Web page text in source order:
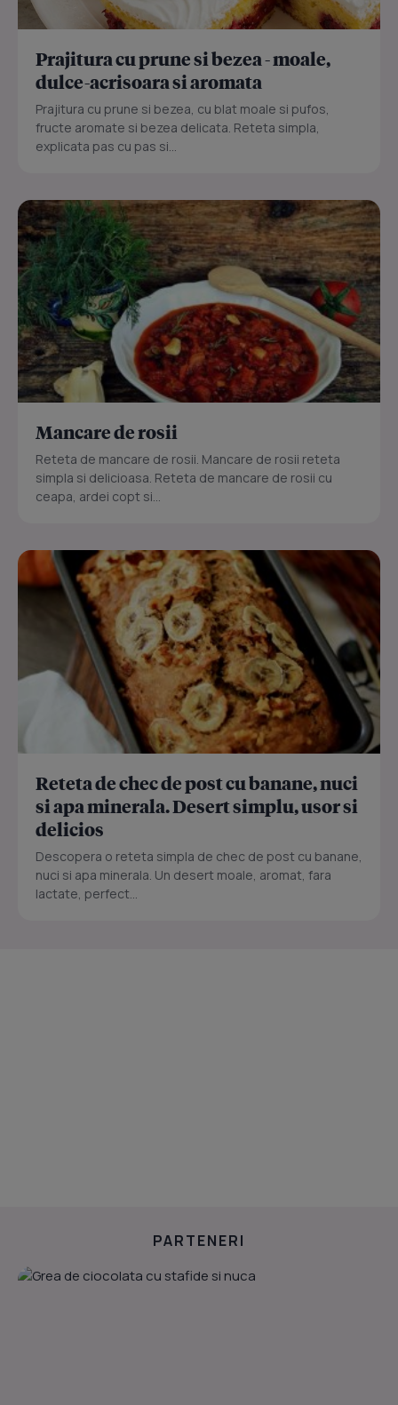
Prajitura cu prune si bezea - moale,
dulce-acrisoara si aromata
Prajitura cu prune si bezea, cu blat moale si pufos,
fructe aromate si bezea delicata. Reteta simpla,
explicata pas cu pas si...
Mancare de rosii
Reteta de mancare de rosii. Mancare de rosii reteta
simpla si delicioasa. Reteta de mancare de rosii cu
ceapa, ardei copt si...
Reteta de chec de post cu banane, nuci
si apa minerala. Desert simplu, usor si
delicios
Descopera o reteta simpla de chec de post cu banane,
nuci si apa minerala. Un desert moale, aromat, fara
lactate, perfect...
PARTENERI